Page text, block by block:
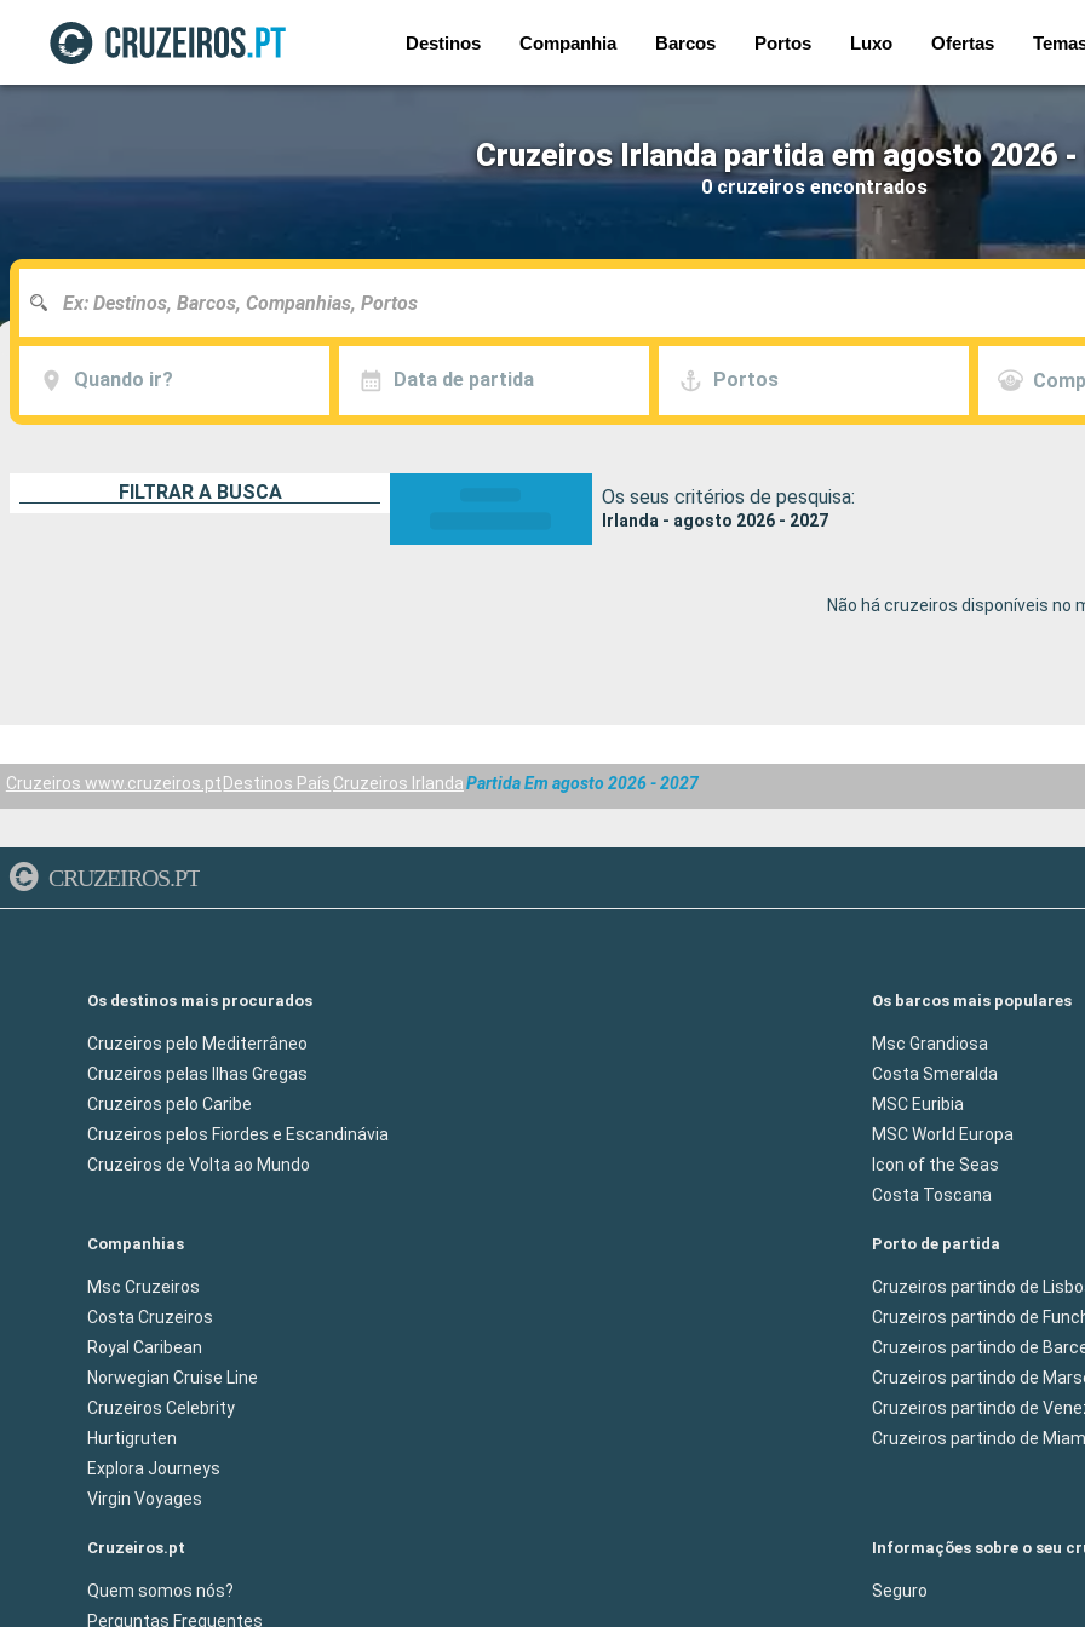
Destinos Companhia Barcos Portos Luxo Ofertas
Cruzeiros Irlanda partida em agosto 2026 -
0 cruzeiros encontrados
Quando ir? Data de partida Portos
FILTRAR A BUSCA Os seus critérios de pesquisa:
Irlanda - agosto 2026 - 2027
Não há cruzeiros disponíveis no
Cruzeiros www.cruzeiros.pt Destinos País Cruzeiros IrlandaPartida Em agosto 2026 - 2027
CRUZEIROS.PT
Os destinos mais procurados
Cruzeiros pelo Mediterrâneo
Cruzeiros pelas Ilhas Gregas
Cruzeiros pelo Caribe
Cruzeiros pelos Fiordes e Escandinávia
Cruzeiros de Volta ao Mundo
Os barcos mais populares
Msc Grandiosa
Costa Smeralda
MSC Euribia
MSC World Europa
Icon of the Seas
Costa Toscana
Companhias
Msc Cruzeiros
Costa Cruzeiros
Royal Caribean
Norwegian Cruise Line
Cruzeiros Celebrity
Hurtigruten
Explora Journeys
Virgin Voyages
Porto de partida
Cruzeiros partindo de
Cruzeiros partindo de
Cruzeiros partindo de
Cruzeiros partindo de
Cruzeiros partindo de
Cruzeiros partindo de Miam
Cruzeiros.pt
Quem somos nós?
Perguntas Frequentes
Informações sobre o seu
Seguro